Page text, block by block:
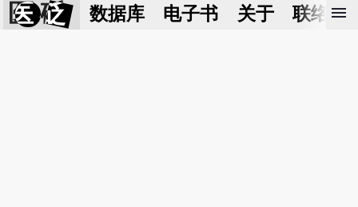
医 砭 数据库 电子书 关于 联络我
menu